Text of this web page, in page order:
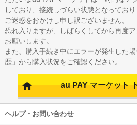
しており、接続しづらい状態となっており
ご迷惑をおかけし申し訳ございません。
恐れ入りますが、しばらくしてから再度
お願いします。
また、購入手続き中にエラーが発生した
歴」から購入状況をご確認ください。
au PAY マーケット
ヘルプ・お問い合わせ